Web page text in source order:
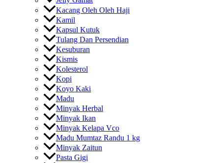
Kacang Oleh Oleh Haji
Kamil
Kapsul Kutuk
Tulang Dan Persendian
Kesuburan
Kismis
Kolesterol
Kopi
Koyo Kaki
Madu
Minyak Herbal
Minyak Ikan
Minyak Kelapa Vco
Madu Mumtaz Randu 1 kg
Minyak Zaitun
Pasta Gigi